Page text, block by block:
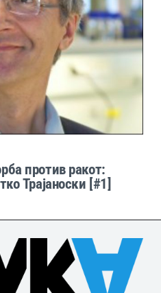
против ракот:
Трајаноски [#1]